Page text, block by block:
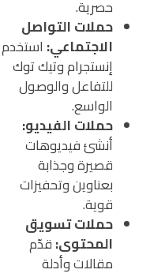
حصرية.
حملات التواصل
الاجتماعي: استخدم
إنستجرام وتيك توك
للتفاعل والوصول
الواسع.
حملات الفيديو:
أنشئ فيديوهات
قصيرة وجذابة
بعناوين وتحفيزات
قوية.
حملات تسويق
المحتوى:قدّم
مقالات وأدلة